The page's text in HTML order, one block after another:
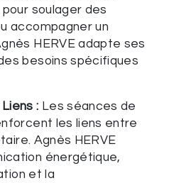
soulager des
accompagner un
HERVE adapte ses
besoins spécifiques
: Les séances de
les liens entre
Agnès HERVE
énergétique,
et la